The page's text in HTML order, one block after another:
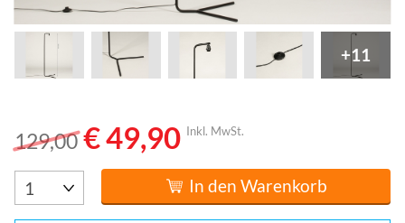
+11
129,00 € 49,90 Inkl. MwSt.
In den Warenkorb